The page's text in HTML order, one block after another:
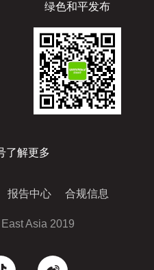
绿色和平发布
了解更多
报告中心 合规信息
Asia 2019